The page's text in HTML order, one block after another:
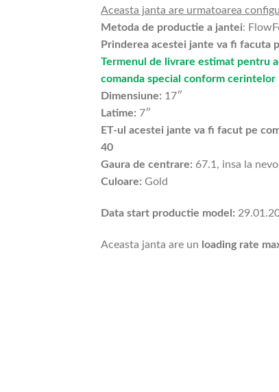
Aceasta janta are urmatoarea
Metoda de productie a jantei:
Prinderea acestei jante va fi facuta
Termenul de livrare estimat pentru
comanda special conform cerintelor
Dimensiune: 17″
Latime: 7″
ET-ul acestei jante va fi facut pe
40
Gaura de centrare: 67.1, insa la
Culoare: Gold
Data start productie model:
Aceasta janta are un loading rate